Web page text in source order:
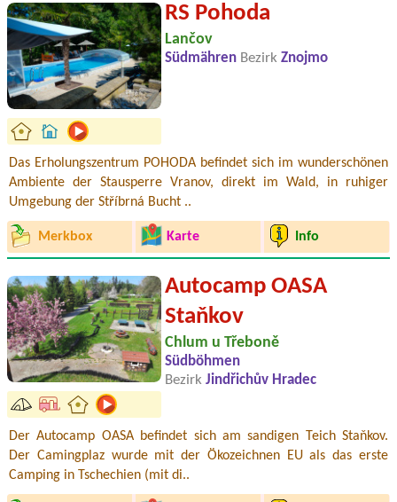
RS Pohoda
Lančov
Südmähren Bezirk Znojmo
Das Erholungszentrum POHODA befindet sich im wunderschönen
Ambiente der Stausperre Vranov, direkt im Wald, in ruhiger
Umgebung der Stříbrná Bucht ..
Merkbox Karte Info
Autocamp OASA
Staňkov
Chlum u Třeboně
Südböhmen
Bezirk Jindřichův Hradec
Der Autocamp OASA befindet sich am sandigen Teich Staňkov.
Der Camingplaz wurde mit der Ökozeichnen EU als das erste
Camping in Tschechien (mit di..